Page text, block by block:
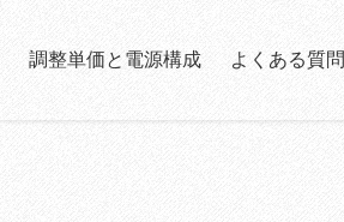
調整単価と電源構成 よくある質問